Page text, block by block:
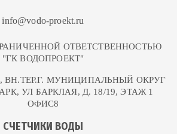
info@vodo-proekt.ru
ОТВЕТСТВЕННОСТЬЮ
"ГК ВОДОПРОЕКТ"
ВН.ТЕР.Г. МУНИЦИПАЛЬНЫЙ ОКРУГ
УЛ БАРКЛАЯ, Д. 18/19, ЭТАЖ 1
ОФИС8
СЧЕТЧИКИ ВОДЫ